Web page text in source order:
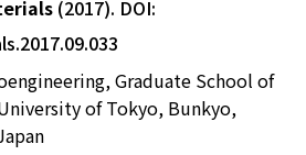
(2017). DOI:
Graduate School of
of Tokyo, Bunkyo,